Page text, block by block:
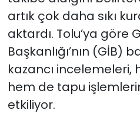
artık çok daha sıkı
aktardı. Tolu’ya göre
Başkanlığı’nın (GİB)
kazancı incelemeleri,
hem de tapu
etkiliyor.